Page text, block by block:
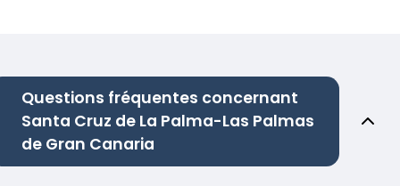
Questions fréquentes concernant
Santa Cruz de La Palma-Las Palmas
de Gran Canaria